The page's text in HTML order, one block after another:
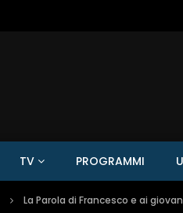
TV PROGRAMMI
La Parola di Francesco e ai